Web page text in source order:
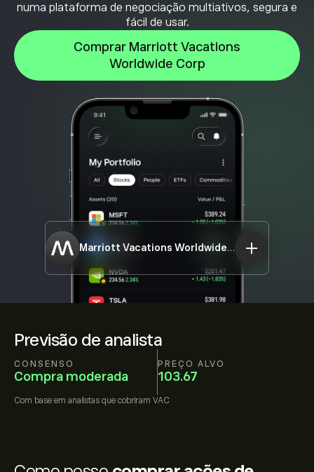
Previsão de analista
CONSENSO
Compra moderada
PREÇO ALVO
103.67
Com base em analistas que cobriram VAC
numa plataforma de negociação multiativos, segura e
fácil de usar.
Comprar Marriott Vacations
Worldwide Corp
Marriott Vacations Worldwide Corp VAC